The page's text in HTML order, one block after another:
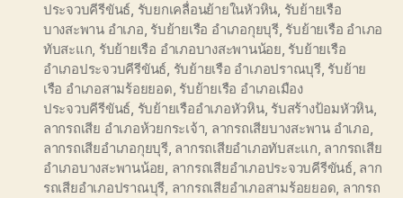
ประจวบคีรีขันธ์, รับยกเคลื่อนย้ายในหัวหิน, รับย้ายเรือ
บางสะพาน อำเภอ, รับย้ายเรือ อำเภอกุยบุรี, รับย้ายเรือ อำเภอ
ทับสะแก, รับย้ายเรือ อำเภอบางสะพานน้อย, รับย้ายเรือ
อำเภอประจวบคีรีขันธ์, รับย้ายเรือ อำเภอปราณบุรี, รับย้าย
เรือ อำเภอสามร้อยยอด, รับย้ายเรือ อำเภอเมือง
ประจวบคีรีขันธ์, รับย้ายเรืออำเภอหัวหิน, รับสร้างป้อมหัวหิน,
ลากรถเสีย อำเภอห้วยกระเจ้า, ลากรถเสียบางสะพาน อำเภอ,
ลากรถเสียอำเภอกุยบุรี, ลากรถเสียอำเภอทับสะแก, ลากรถเสีย
อำเภอบางสะพานน้อย, ลากรถเสียอำเภอประจวบคีรีขันธ์, ลาก
รถเสียอำเภอปราณบุรี, ลากรถเสียอำเภอสามร้อยยอด, ลากรถ